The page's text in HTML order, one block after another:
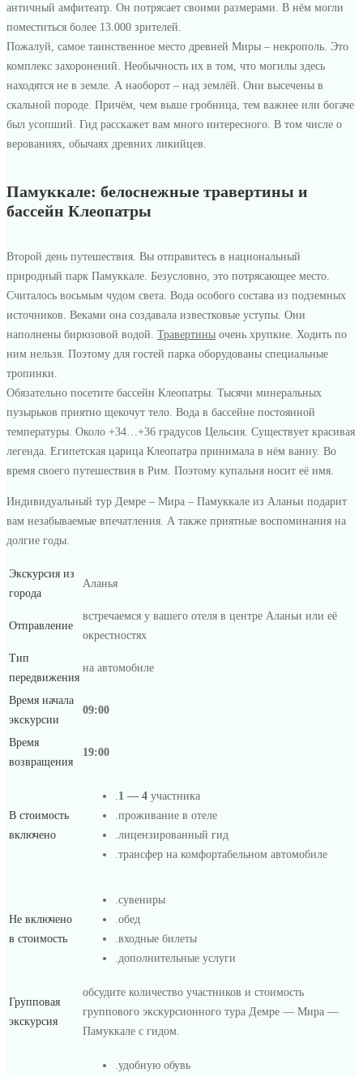
античный амфитеатр. Он потрясает своими размерами. В нём могли
поместиться более 13.000 зрителей.
Пожалуй, самое таинственное место древней Миры – некрополь. Это
комплекс захоронений. Необычность их в том, что могилы здесь
находятся не в земле. А наоборот – над землёй. Они высечены в
скальной породе. Причём, чем выше гробница, тем важнее или богаче
был усопший. Гид расскажет вам много интересного. В том числе о
верованиях, обычаях древних ликийцев.
Памуккале: белоснежные травертины и
бассейн Клеопатры
Второй день путешествия. Вы отправитесь в национальный
природный парк Памуккале. Безусловно, это потрясающее место.
Считалось восьмым чудом света. Вода особого состава из подземных
источников. Веками она создавала известковые уступы. Они
наполнены бирюзовой водой. Травертины очень хрупкие. Ходить по
ним нельзя. Поэтому для гостей парка оборудованы специальные
тропинки.
Обязательно посетите бассейн Клеопатры. Тысячи минеральных
пузырьков приятно щекочут тело. Вода в бассейне постоянной
температуры. Около +34…+36 градусов Цельсия. Существует красивая
легенда. Египетская царица Клеопатра принимала в нём ванну. Во
время своего путешествия в Рим. Поэтому купальня носит её имя.
Индивидуальный тур Демре – Мира – Памуккале из Аланьи подарит
вам незабываемые впечатления. А также приятные воспоминания на
долгие годы.
Экскурсия из
города
Аланья
Отправление
встречаемся у вашего отеля в центре Аланьи или её
окрестностях
Тип
передвижения
на автомобиле
Время начала
экскурсии
09:00
Время
возвращения
19:00
В стоимость
включено
.1 — 4 участника
.проживание в отеле
.лицензированный гид
.трансфер на комфортабельном автомобиле
Не включено
в стоимость
.сувениры
.обед
.входные билеты
.дополнительные услуги
Групповая
экскурсия
обсудите количество участников и стоимость
группового экскурсионного тура Демре — Мира —
Памуккале с гидом.
.удобную обувь